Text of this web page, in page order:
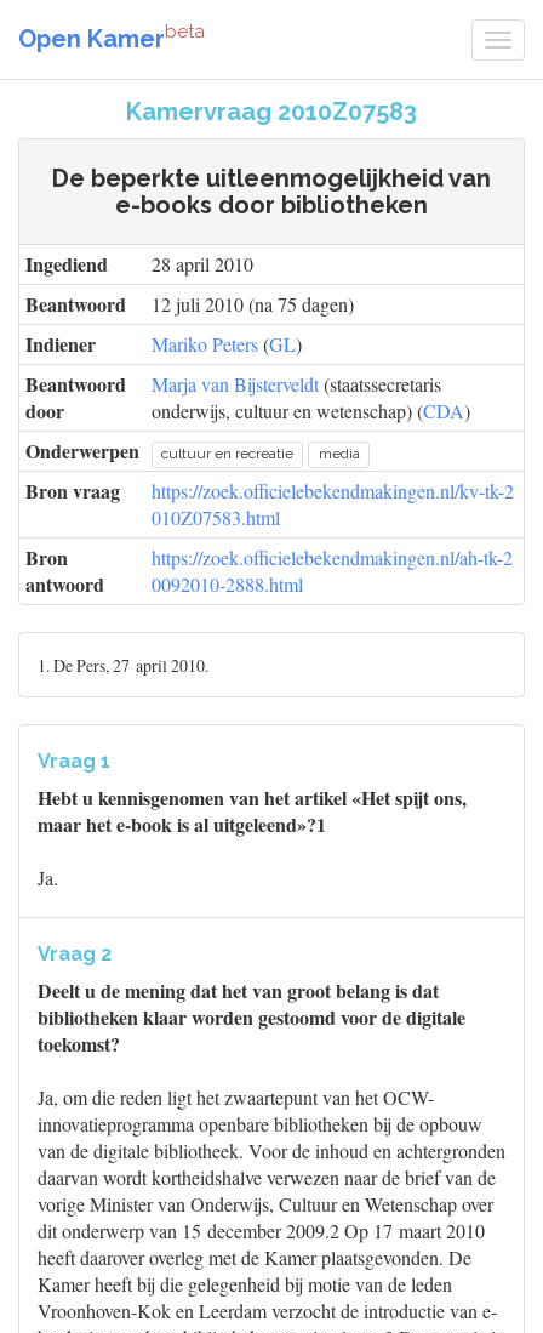
Open Kamerbeta
Kamervraag 2010Z07583
De beperkte uitleenmogelijkheid van
e-books door bibliotheken
Ingediend 28 april 2010
Beantwoord 12 juli 2010 (na 75 dagen)
Indiener Mariko Peters(GL)
Beantwoord
door
Marja van Bijsterveldt(staatssecretaris
onderwijs, cultuur en wetenschap) (CDA)
Onderwerpen cultuur en recreatie media
Bron vraag
https://zoek.officielebekendmakingen.nl/kv-tk-2
010Z07583.html
Bron
antwoord
https://zoek.officielebekendmakingen.nl/ah-tk-2
0092010-2888.html
1. De Pers, 27 april 2010.
Vraag 1
Hebt u kennisgenomen van het artikel «Het spijt ons,
maar het e-book is al uitgeleend»?1
Ja.
Vraag 2
Deelt u de mening dat het van groot belang is dat
bibliotheken klaar worden gestoomd voor de digitale
toekomst?
Ja, om die reden ligt het zwaartepunt van het OCW-
innovatieprogramma openbare bibliotheken bij de opbouw
van de digitale bibliotheek. Voor de inhoud en achtergronden
daarvan wordt kortheidshalve verwezen naar de brief van de
vorige Minister van Onderwijs, Cultuur en Wetenschap over
dit onderwerp van 15 december 2009.2 Op 17 maart 2010
heeft daarover overleg met de Kamer plaatsgevonden. De
Kamer heeft bij die gelegenheid bij motie van de leden
Vroonhoven-Kok en Leerdam verzocht de introductie van e-